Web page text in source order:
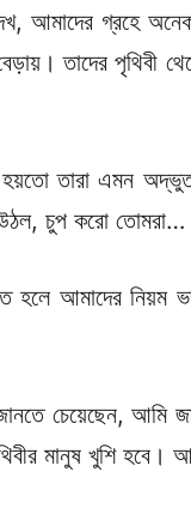
আমাদের গ্রহে
তাদের পৃথিবী
হয়তো তারা এমন
চুপ করো তোমরা…
হলে আমাদের নিয়ম
চেয়েছেন, আমি
মানুষ খুশি হবে।